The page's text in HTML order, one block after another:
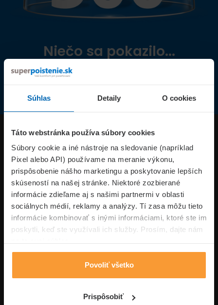
Súhlas Detaily O cookies
Táto webstránka používa súbory cookies
Súbory cookie a iné nástroje na sledovanie (napríklad
Pixel alebo API) používame na meranie výkonu,
prispôsobenie nášho marketingu a poskytovanie lepších
skúseností na našej stránke. Niektoré zozbierané
informácie zdieľame aj s našimi partnermi v oblasti
sociálnych médií, reklamy a analýzy. Tí zasa môžu tieto
informácie kombinovať s inými informáciami, ktoré ste im
poskytli, keď ste využívali ich služby. Prosím, dajte nám
Povoliť všetko
Prispôsobiť
Niečo sa pokazilo...
Přejít na úvodní stránku
Produkty
Superpoistenie.sk
Informácie
Typy poistení
Volajte pon-pia: 09:00–17:00 hod
0850 100 101
Napíšte nám